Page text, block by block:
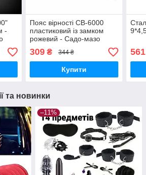
-
Пояс вірності CB-6000
пластиковий із замком
рожевий - Садо-мазо
309₴ 344 ₴
Купити
561
та новинки
–11%